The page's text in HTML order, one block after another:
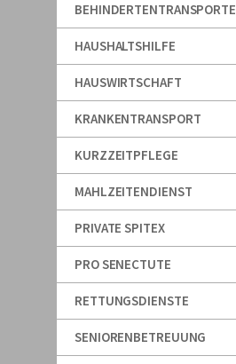
BEHINDERTENTRANSPORTE
HAUSHALTSHILFE
HAUSWIRTSCHAFT
KRANKENTRANSPORT
KURZZEITPFLEGE
MAHLZEITENDIENST
PRIVATE SPITEX
PRO SENECTUTE
RETTUNGSDIENSTE
SENIORENBETREUUNG